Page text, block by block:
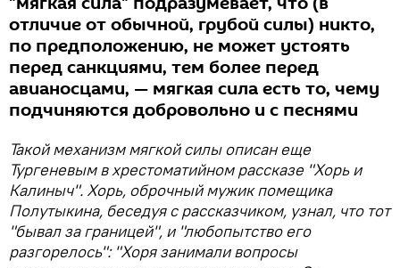
отличие от обычной, грубой силы) никто,
по предположению, не может устоять
перед санкциями, тем более перед
авианосцами, — мягкая сила есть то, чему
подчиняются добровольно и с песнями
Такой механизм мягкой силы описан еще
Тургеневым в хрестоматийном рассказе "Хорь и
Калиныч". Хорь, оброчный мужик помещика
Полутыкина, беседуя с рассказчиком, узнал, что тот
"бывал за границей", и "любопытство его
разгорелось": "Хоря занимали вопросы